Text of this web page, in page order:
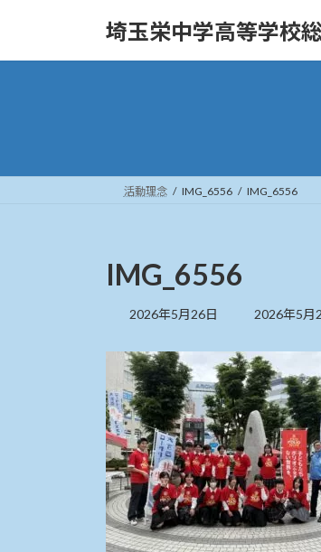
埼玉栄中学高等学校
活動理念 IMG_6556 IMG_6556
IMG_6556
2026年5月26日
最
新
日
時
:
2026年5月